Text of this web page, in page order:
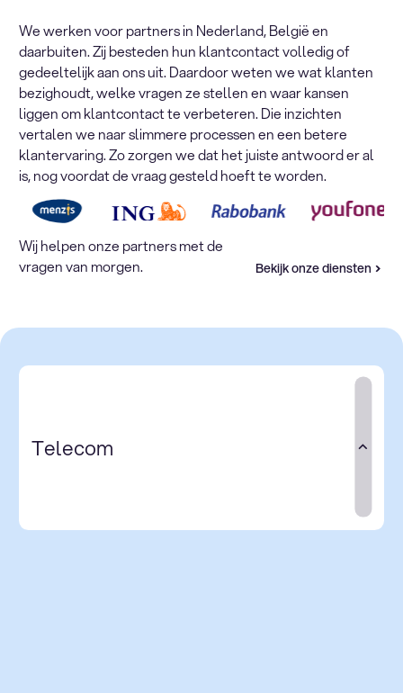
We werken voor partners in Nederland, België en
daarbuiten. Zij besteden hun klantcontact volledig of
gedeeltelijk aan ons uit. Daardoor weten we wat klanten
bezighoudt, welke vragen ze stellen en waar kansen
liggen om klantcontact te verbeteren. Die inzichten
vertalen we naar slimmere processen en een betere
klantervaring. Zo zorgen we dat het juiste antwoord er al
is, nog voordat de vraag gesteld hoeft te worden.
Wij helpen onze partners met de
vragen van morgen.
Bekijk onze diensten
Telecom